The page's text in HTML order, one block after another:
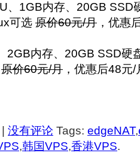
、1GB内存、20GB SSD
可选 原价60元/月 ，优惠
2GB内存、20GB SSD硬
原价60元/月 ，优惠后48元
| 没有评论 Tags: edgeNAT,
,韩国VPS,香港VPS.